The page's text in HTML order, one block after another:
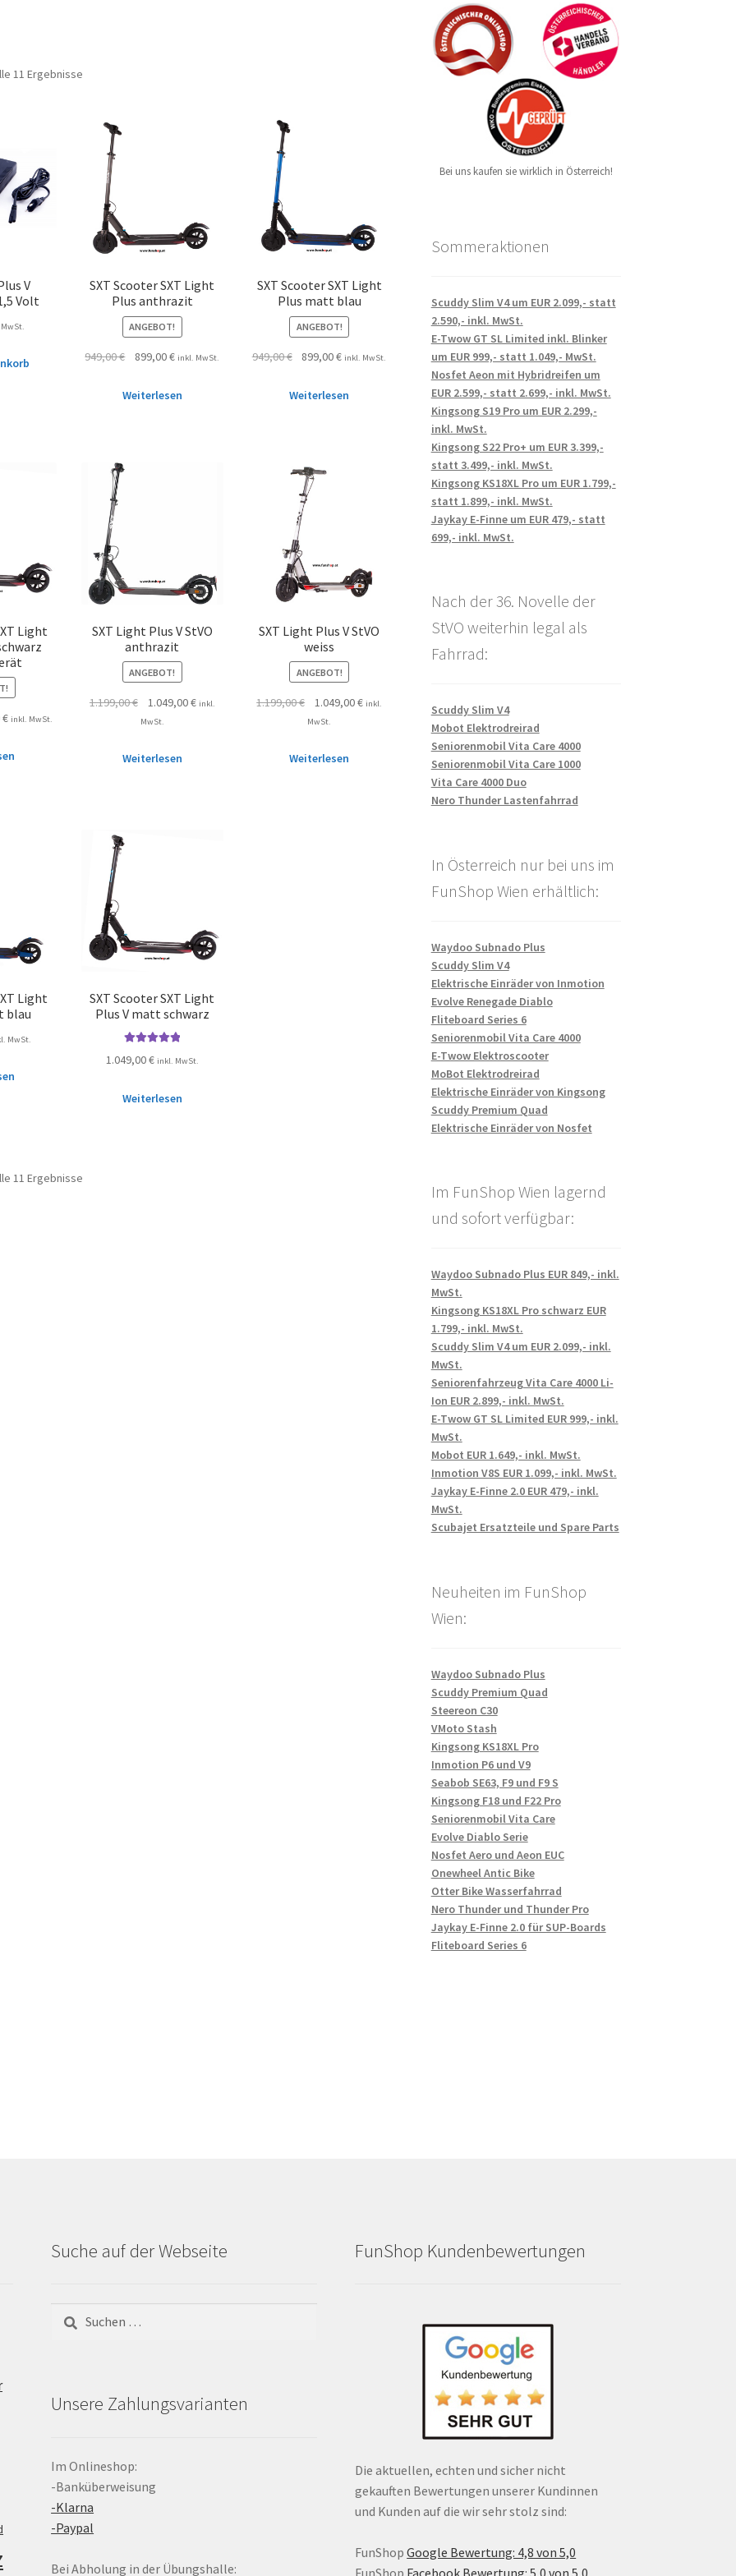
11 Ergebnisse
V
Volt
SXT Scooter SXT Light
Plus anthrazit
ANGEBOT!
949,00€ 899,00€ inkl. MwSt.
Weiterlesen
SXT Scooter SXT Light
Plus matt blau
ANGEBOT!
949,00€ 899,00€ inkl. MwSt.
Weiterlesen
Light
€ inkl. MwSt.
SXT Light Plus V StVO
anthrazit
ANGEBOT!
1.199,00€ 1.049,00€ inkl.
MwSt.
Weiterlesen
SXT Light Plus V StVO
weiss
ANGEBOT!
1.199,00€ 1.049,00€ inkl.
MwSt.
Weiterlesen
Light
blau
MwSt.
SXT Scooter SXT Light
Plus V matt schwarz
5.00 von 5
1.049,00€ inkl. MwSt.
Weiterlesen
11 Ergebnisse
Bei uns kaufen sie wirklich in Österreich!
Sommeraktionen
Scuddy Slim V4 um EUR 2.099,- statt
2.590,- inkl. MwSt.
E-Twow GT SL Limited inkl. Blinker
um EUR 999,- statt 1.049,- MwSt.
Nosfet Aeon mit Hybridreifen um
EUR 2.599,- statt 2.699,- inkl. MwSt.
Kingsong S19 Pro um EUR 2.299,-
inkl. MwSt.
Kingsong S22 Pro+ um EUR 3.399,-
statt 3.499,- inkl. MwSt.
Kingsong KS18XL Pro um EUR 1.799,-
statt 1.899,- inkl. MwSt.
Jaykay E-Finne um EUR 479,- statt
699,- inkl. MwSt.
Nach der 36. Novelle der
StVO weiterhin legal als
Fahrrad:
Scuddy Slim V4
Mobot Elektrodreirad
Seniorenmobil Vita Care 4000
Seniorenmobil Vita Care 1000
Vita Care 4000 Duo
Nero Thunder Lastenfahrrad
In Österreich nur bei uns im
FunShop Wien erhältlich:
Waydoo Subnado Plus
Scuddy Slim V4
Elektrische Einräder von Inmotion
Evolve Renegade Diablo
Fliteboard Series 6
Seniorenmobil Vita Care 4000
E-Twow Elektroscooter
MoBot Elektrodreirad
Elektrische Einräder von Kingsong
Scuddy Premium Quad
Elektrische Einräder von Nosfet
Im FunShop Wien lagernd
und sofort verfügbar:
Waydoo Subnado Plus EUR 849,- inkl.
MwSt.
Kingsong KS18XL Pro schwarz EUR
1.799,- inkl. MwSt.
Scuddy Slim V4 um EUR 2.099,- inkl.
MwSt.
Seniorenfahrzeug Vita Care 4000 Li-
Ion EUR 2.899,- inkl. MwSt.
E-Twow GT SL Limited EUR 999,- inkl.
MwSt.
Mobot EUR 1.649,- inkl. MwSt.
Inmotion V8S EUR 1.099,- inkl. MwSt.
Jaykay E-Finne 2.0 EUR 479,- inkl.
MwSt.
Scubajet Ersatzteile und Spare Parts
Neuheiten im FunShop
Wien:
Waydoo Subnado Plus
Scuddy Premium Quad
Steereon C30
VMoto Stash
Kingsong KS18XL Pro
Inmotion P6 und V9
Seabob SE63, F9 und F9 S
Kingsong F18 und F22 Pro
Seniorenmobil Vita Care
Evolve Diablo Serie
Nosfet Aero und Aeon EUC
Onewheel Antic Bike
Otter Bike Wasserfahrrad
Nero Thunder und Thunder Pro
Jaykay E-Finne 2.0 für SUP-Boards
Fliteboard Series 6
Suche auf der Webseite
nach:
Unsere Zahlungsvarianten
Im Onlineshop:
-Banküberweisung
-Klarna
-Paypal
Bei Abholung in der Übungshalle:
FunShop Kundenbewertungen
Die aktuellen, echten und sicher nicht
gekauften Bewertungen unserer Kundinnen
und Kunden auf die wir sehr stolz sind:
FunShop Google Bewertung: 4,8 von 5,0
FunShop Facebook Bewertung: 5,0 von 5,0